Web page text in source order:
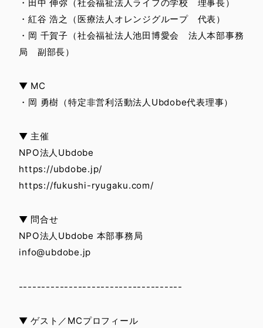
・田中 伸弥（社会福祉法人ライフの学校 理事長）
・紅谷 浩之（医療法人オレンジグループ 代表）
・岡 千賀子（社会福祉法人池田博愛会 法人本部事務
局 副部長）
▼ MC
・岡 勇樹（特定非営利活動法人Ubdobe代表理事）
▼ 主催
NPO法人Ubdobe
https://ubdobe.jp/
https://fukushi-ryugaku.com/
▼ 問合せ
NPO法人Ubdobe 本部事務局
info@ubdobe.jp
------------------------------------
▼ ゲスト／MCプロフィール